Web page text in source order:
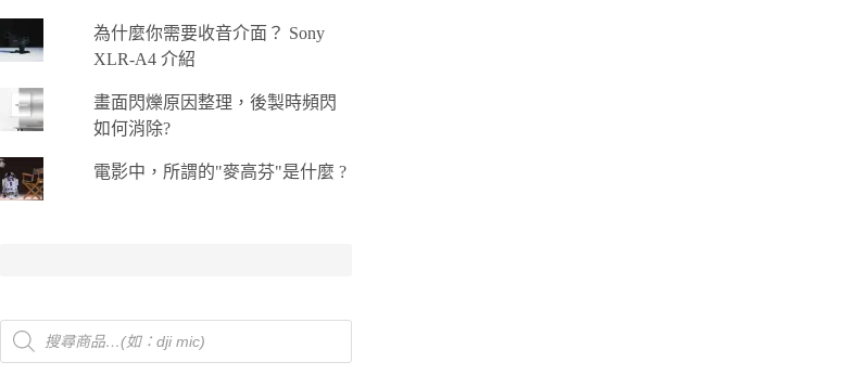
為什麼你需要收音介面？ Sony
XLR-A4 介紹
畫面閃爍原因整理，後製時頻閃
如何消除?
電影中，所謂的"麥高芬"是什麼 ?
Products
search